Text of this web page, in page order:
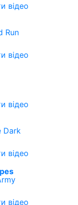
відео
Run
відео
відео
Dark
відео
відео